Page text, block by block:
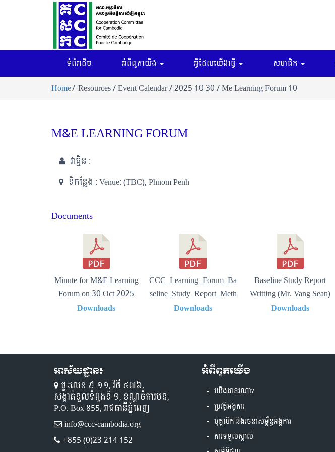
ទំព័រដើម អំពីពួកយើង អ្វីដែលយើងធ្វើ សមាជិក
Home Resources / Event Calendar / 2025 10 30 / Me Learning Forum 10
M&E LEARNING FORUM
វាគ្មិន :
ទីកន្លែង :Venue: (TBC), Phnom Penh
Documents
Minute for M&E Learning
Forum on 30 Oct 2025
Downloads
CCC_Learning_Forum_Ba
seline_Study_Report_Meth
ods_Updated_30102025(
Downloads
Baseline Study Report
Writting (Mr. Vang Sean)
Downloads
អាស័យដ្ឋាន៖
ផ្ទះលេខ ៩-១១,​ វិថី ៤៧៦,
សង្កាត់ទួលទំពូងទី ១,​ ខណ្ឌចំការមន,
P.O. Box 855, រាជធានីភ្នំពេញ
info@ccc-cambodia.org
+855 (0)23 214 152
អំពីពួកយើង
យើងជានរណា?
ប្រវត្តិអង្គការ
បុគ្គលិក និងរចនាសម្ព័ន្ធអង្គការ
ការទទួលស្គាល់